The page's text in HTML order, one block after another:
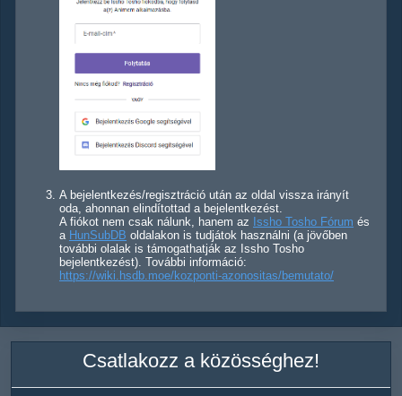
A bejelentkezés/regisztráció után az oldal vissza irányít
oda, ahonnan elindítottad a bejelentkezést.
A fiókot nem csak nálunk, hanem az Issho Tosho Fórum és
a HunSubDB oldalakon is tudjátok használni (a jövőben
további olalak is támogathatják az Issho Tosho
bejelentkezést). További információ:
https://wiki.hsdb.moe/kozponti-azonositas/bemutato/
Csatlakozz a közösséghez!